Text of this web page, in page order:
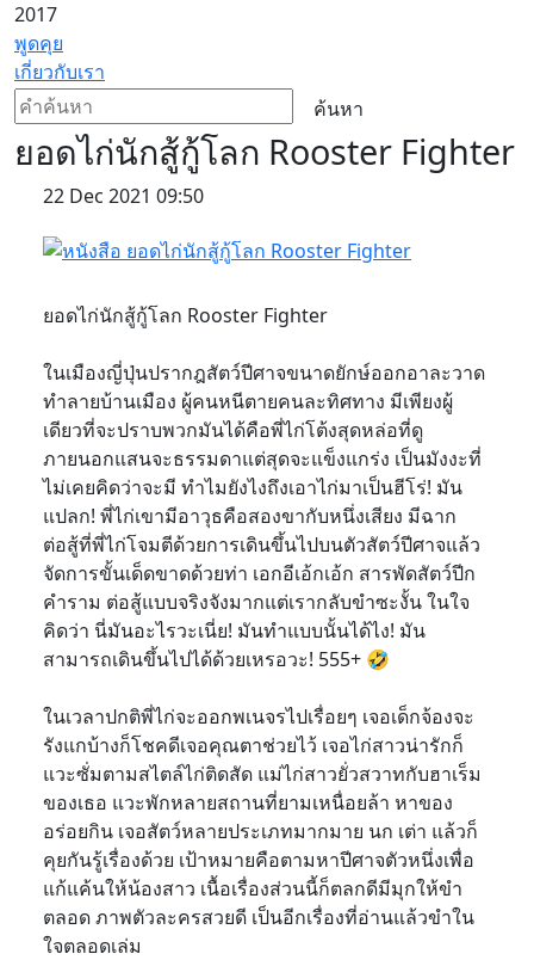
2017
พูดคุย
เกี่ยวกับเรา
ค้นหา
ยอดไก่นักสู้กู้โลก Rooster Fighter
22 Dec 2021 09:50
ยอดไก่นักสู้กู้โลก Rooster Fighter
ในเมืองญี่ปุ่นปรากฎสัตว์ปีศาจขนาดยักษ์ออกอาละวาด
ทำลายบ้านเมือง ผู้คนหนีตายคนละทิศทาง มีเพียงผู้
เดียวที่จะปราบพวกมันได้คือพี่ไก่โต้งสุดหล่อที่ดู
ภายนอกแสนจะธรรมดาแต่สุดจะแข็งแกร่ง เป็นมังงะที่
ไม่เคยคิดว่าจะมี ทำไมยังไงถึงเอาไก่มาเป็นฮีโร่! มัน
แปลก! พี่ไก่เขามีอาวุธคือสองขากับหนึ่งเสียง มีฉาก
ต่อสู้ที่พี่ไก่โจมตีด้วยการเดินขึ้นไปบนตัวสัตว์ปีศาจแล้ว
จัดการขั้นเด็ดขาดด้วยท่า เอกอีเอ้กเอ้ก สารพัดสัตว์ปีก
คำราม ต่อสู้แบบจริงจังมากแต่เรากลับขำซะงั้น ในใจ
คิดว่า นี่มันอะไรวะเนี่ย! มันทำแบบนั้นได้ไง! มัน
สามารถเดินขึ้นไปได้ด้วยเหรอวะ! 555+ 🤣
ในเวลาปกติพี่ไก่จะออกพเนจรไปเรื่อยๆ เจอเด็กจ้องจะ
รังแกบ้างก็โชคดีเจอคุณตาช่วยไว้ เจอไก่สาวน่ารักก็
แวะซั่มตามสไตล์ไก่ติดสัด แม่ไก่สาวยั่วสวาทกับฮาเร็ม
ของเธอ แวะพักหลายสถานที่ยามเหนื่อยล้า หาของ
อร่อยกิน เจอสัตว์หลายประเภทมากมาย นก เต่า แล้วก็
คุยกันรู้เรื่องด้วย เป้าหมายคือตามหาปีศาจตัวหนึ่งเพื่อ
แก้แค้นให้น้องสาว เนื้อเรื่องส่วนนี้ก็ตลกดีมีมุกให้ขำ
ตลอด ภาพตัวละครสวยดี เป็นอีกเรื่องที่อ่านแล้วขำใน
ใจตลอดเล่ม